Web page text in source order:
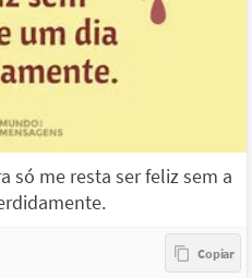
só me resta ser feliz sem a